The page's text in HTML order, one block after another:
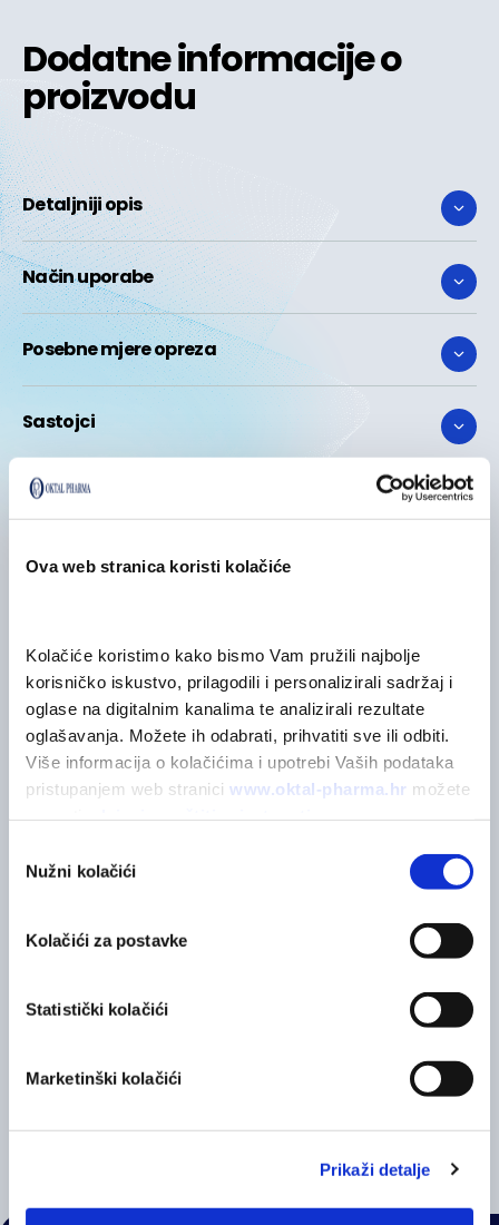
Ova web stranica koristi kolačiće
Kolačiće koristimo kako bismo Vam pružili najbolje
korisničko iskustvo, prilagodili i personalizirali sadržaj i
oglase na digitalnim kanalima te analizirali rezultate
oglašavanja. Možete ih odabrati, prihvatiti sve ili odbiti.
Više informacija o kolačićima i upotrebi Vaših podataka
pristupanjem web stranici www.oktal-pharma.hr možete
pristanka
Nužni kolačići
Kolačići za postavke
Statistički kolačići
Marketinški kolačići
Prikaži detalje
Detaljniji opis
Način uporabe
Posebne mjere opreza
Sastojci
Dodatne informacije o
proizvodu
Možda će vas zanimati
Dentinox® N gel za desni